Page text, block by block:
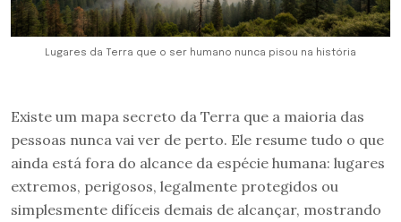
Lugares da Terra que o ser humano nunca pisou na história
Existe um mapa secreto da Terra que a maioria das
pessoas nunca vai ver de perto. Ele resume tudo o que
ainda está fora do alcance da espécie humana: lugares
extremos, perigosos, legalmente protegidos ou
simplesmente difíceis demais de alcançar, mostrando